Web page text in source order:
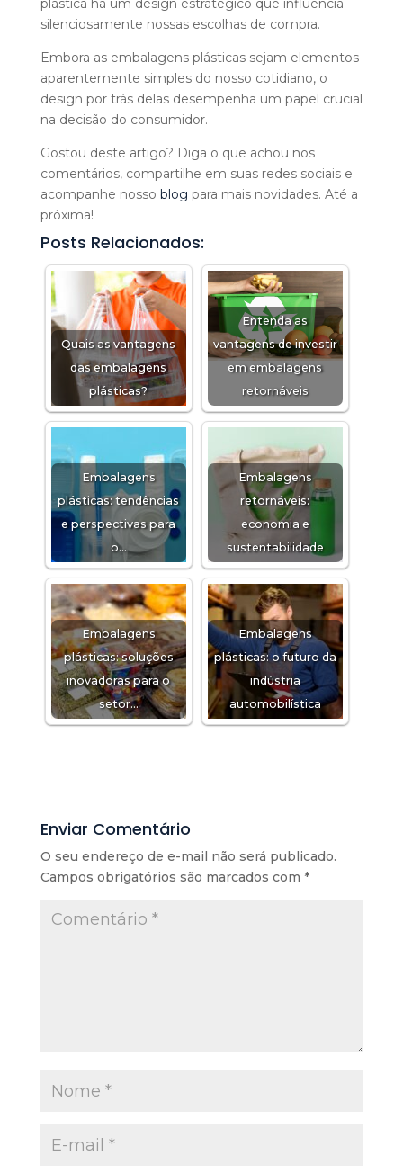
plástica há um design estratégico que influencia
silenciosamente nossas escolhas de compra.
Embora as embalagens plásticas sejam elementos
aparentemente simples do nosso cotidiano, o
design por trás delas desempenha um papel crucial
na decisão do consumidor.
Gostou deste artigo? Diga o que achou nos
comentários, compartilhe em suas redes sociais e
acompanhe nosso blog para mais novidades. Até a
próxima!
Posts Relacionados:
Quais as vantagens
das embalagens
plásticas?
Entenda as
vantagens de investir
em embalagens
retornáveis
Embalagens
plásticas: tendências
e perspectivas para
o…
Embalagens
retornáveis:
economia e
sustentabilidade
Embalagens
plásticas: soluções
inovadoras para o
setor…
Embalagens
plásticas: o futuro da
indústria
automobilística
Enviar Comentário
O seu endereço de e-mail não será publicado.
Campos obrigatórios são marcados com *